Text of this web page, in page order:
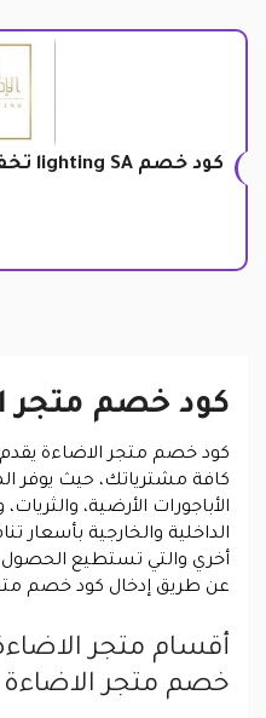
كود خصم lighting SA تخفيضات على الافياش 40%
كود خصم متجر
كود خصم متجر الاضاءة
كافة مشترياتك، حيث يوفر
الأباجورات الأرضية،
الداخلية والخارجية بأسعار
أخري والتي تستطيع
عن طريق إدخال كود خصم
أقسام متجر
خصم متجر الاضاءة